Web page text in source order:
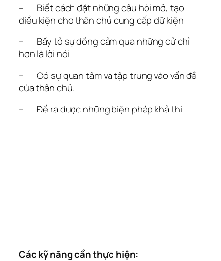
– Biết cách đặt những câu hỏi mở, tạo
điều kiện cho thân chủ cung cấp dữ kiện
– Bầy tỏ sự đồng cảm qua những cử chỉ
hơn là lời nói
– Có sự quan tâm và tập trung vào vấn đề
của thân chủ.
– Đề ra được những biện pháp khả thi
Các kỹ năng cần thực hiện: